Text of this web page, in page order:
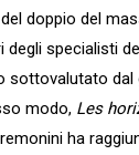
doppio del
degli specialisti
sottovalutato dal
modo, Les
ha